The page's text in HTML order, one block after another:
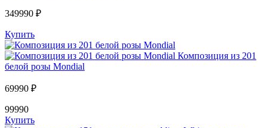
349990 ₽
Купить
Композиция из 201
белой розы Mondial
69990 ₽
99990
Купить